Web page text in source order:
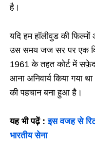
है।
यदि हम हॉलीवुड की
उस समय जज सर पर एक
1961 के तहत कोर्ट में
आना अनिवार्य किया
की पहचान बना हुआ है।
यह भी पढ़ें :इस वजह से
भारतीय सेना